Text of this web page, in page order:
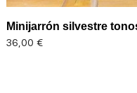
Minijarrón silvestre
Precio
36,00 €